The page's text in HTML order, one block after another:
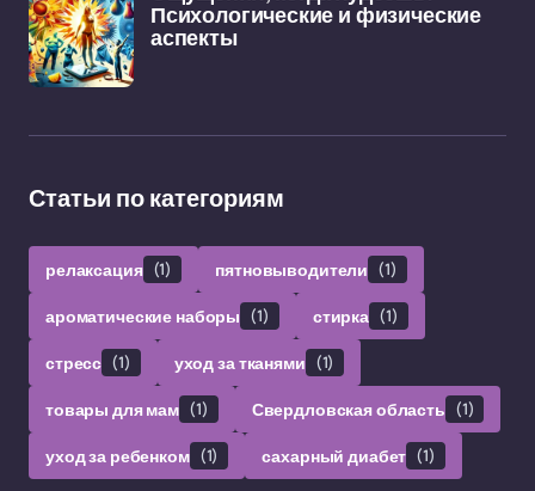
Психологические и физические
аспекты
Статьи по категориям
релаксация (1) пятновыводители (1)
ароматические наборы (1) стирка (1)
стресс (1) уход за тканями (1)
товары для мам (1) Свердловская область (1)
уход за ребенком (1) сахарный диабет (1)